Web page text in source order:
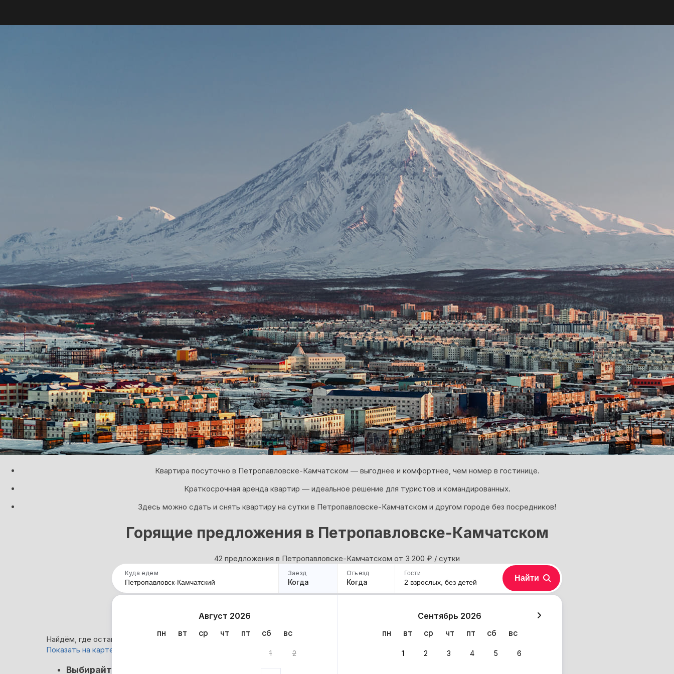
Квартира посуточно в Петропавловске-Камчатском — выгоднее и комфортнее, чем номер в гостинице.
Краткосрочная аренда квартир — идеальное решение для туристов и командированных.
Здесь можно сдать и снять квартиру на сутки в Петропавловске-Камчатском и другом городе без посредников!
Горящие предложения в Петропавловске-Камчатском
42 предложения в Петропавловске-Камчатском oт 3 200 ₽ / сутки
Куда едем Заезд
Когда
Отъезд
Когда
Август 2026
пн
вт ср чт пт сб вс
1 2
Сентябрь 2026
пн
вт ср чт пт сб вс
1 2 3 4 5 6
Гости
2 взрослых, без детей Найти
Найдём, где остановиться в Петропавловске-Камчатском: 42 варианта
Показать на карте
Выбирайте лучшее